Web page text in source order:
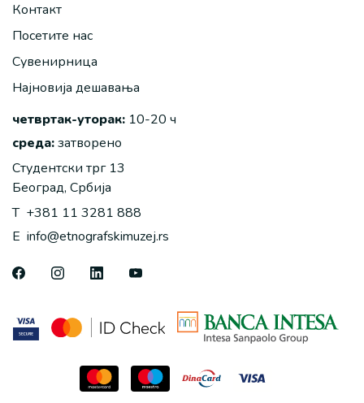
Контакт
Посетите нас
Сувенирница
Најновија дешавања
четвртак-уторак: 10-20 ч
среда:затворено
Студентски трг 13
Београд, Србија
T +381 11 3281 888
E info@etnografskimuzej.rs